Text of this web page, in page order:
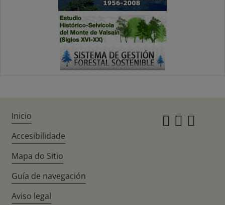
Inicio
Accesibilidade
Mapa do Sitio
Guía de navegación
Aviso legal